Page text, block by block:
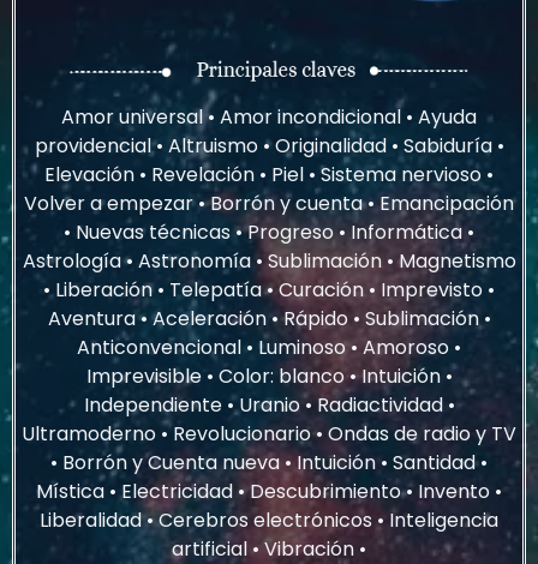
Amor universal • Amor incondicional • Ayuda
providencial • Altruismo • Originalidad • Sabiduría •
Elevación • Revelación • Piel • Sistema nervioso •
Volver a empezar • Borrón y cuenta • Emancipación
• Nuevas técnicas • Progreso • Informática •
Astrología • Astronomía • Sublimación • Magnetismo
• Liberación • Telepatía • Curación • Imprevisto •
Aventura • Aceleración • Rápido • Sublimación •
Anticonvencional • Luminoso • Amoroso •
Imprevisible • Color: blanco • Intuición •
Independiente • Uranio • Radiactividad •
Ultramoderno • Revolucionario • Ondas de radio y TV
• Borrón y Cuenta nueva • Intuición • Santidad •
Mística • Electricidad • Descubrimiento • Invento •
Liberalidad • Cerebros electrónicos • Inteligencia
artificial • Vibración •